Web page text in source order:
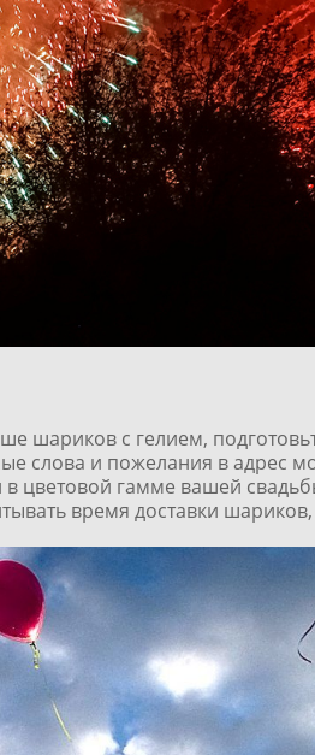
шариков с гелием,
слова и пожелания в адрес
цветовой гамме вашей
время доставки